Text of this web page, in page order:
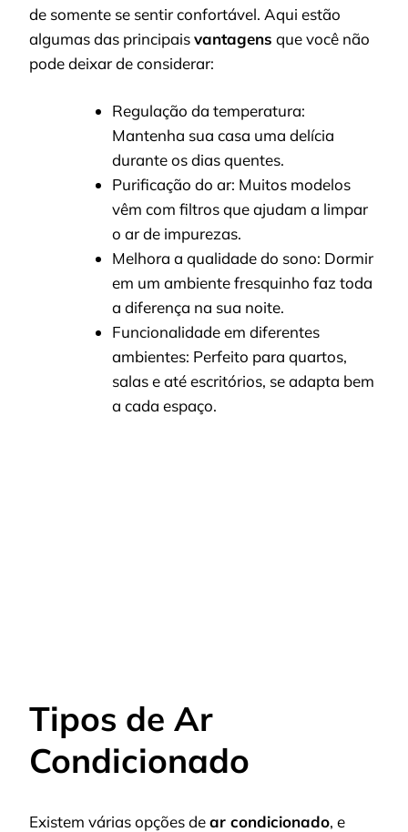
de somente se sentir confortável. Aqui estão
algumas das principaisvantagens que você não
pode deixar de considerar:
Regulação da temperatura:
Mantenha sua casa uma delícia
durante os dias quentes.
Purificação do ar: Muitos modelos
vêm com filtros que ajudam a limpar
o ar de impurezas.
Melhora a qualidade do sono: Dormir
em um ambiente fresquinho faz toda
a diferença na sua noite.
Funcionalidade em diferentes
ambientes: Perfeito para quartos,
salas e até escritórios, se adapta bem
a cada espaço.
Tipos de Ar
Condicionado
Existem várias opções dear condicionado, e